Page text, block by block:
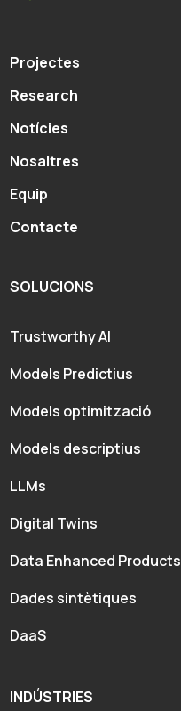
Projectes
Research
Notícies
Nosaltres
Equip
Contacte
SOLUCIONS
Trustworthy AI
Models Predictius
Models optimització
Models descriptius
LLMs
Digital Twins
Data Enhanced Products
Dades sintètiques
DaaS
INDÚSTRIES